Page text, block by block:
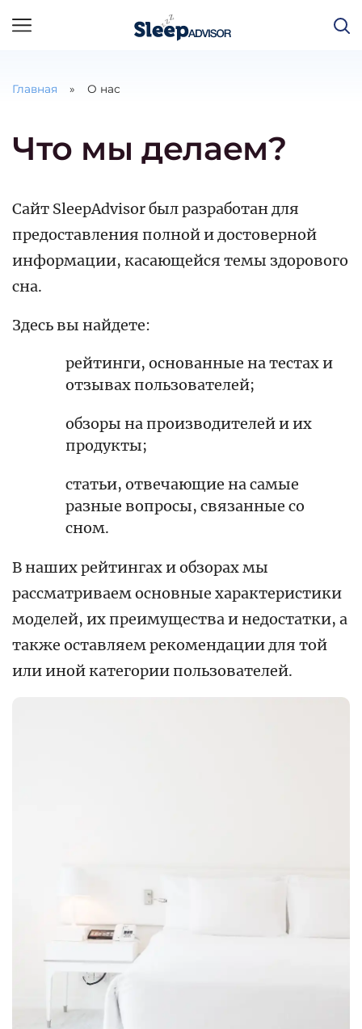
Главная О нас
Что мы делаем?
Сайт SleepAdvisor был разработан для
предоставления полной и достоверной
информации, касающейся темы здорового
сна.
Здесь вы найдете:
рейтинги, основанные на тестах и
отзывах пользователей;
обзоры на производителей и их
продукты;
статьи, отвечающие на самые
разные вопросы, связанные со
сном.
В наших рейтингах и обзорах мы
рассматриваем основные характеристики
моделей, их преимущества и недостатки, а
также оставляем рекомендации для той
или иной категории пользователей.